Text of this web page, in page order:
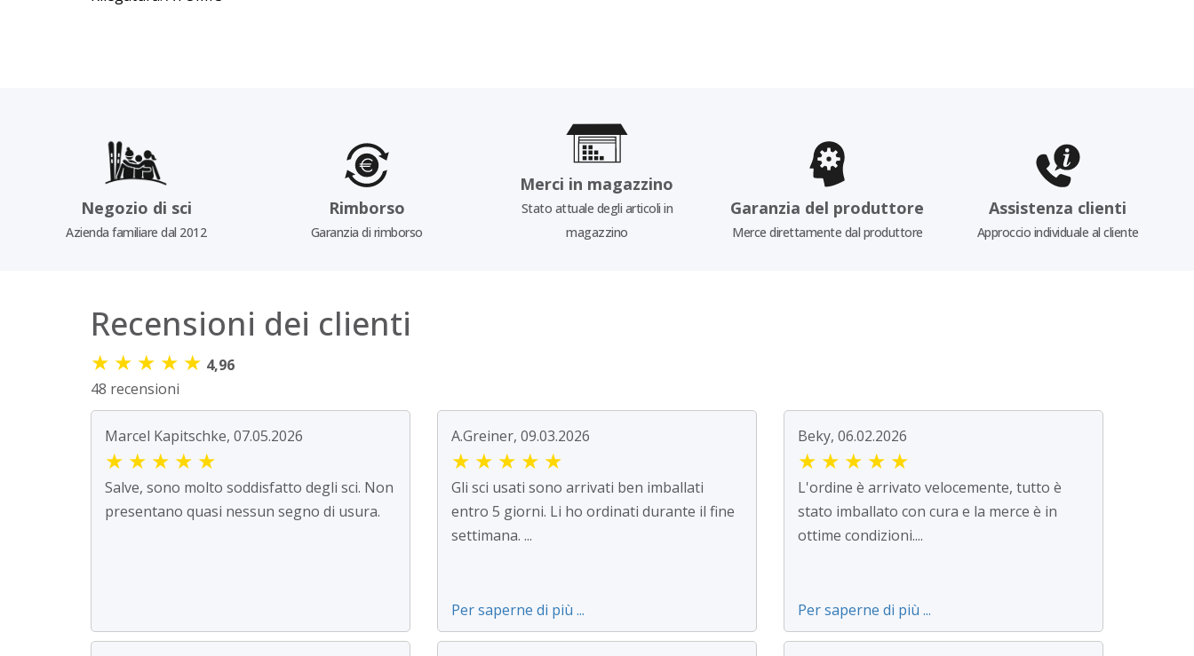
Negozio di sci
Azienda familiare dal 2012
Rimborso
Garanzia di rimborso
Merci in magazzino
Stato attuale degli articoli in
magazzino
Garanzia del produttore
Merce direttamente dal produttore
Assistenza clienti
Approccio individuale al cliente
Recensioni dei clienti
★ ★ ★ ★ ★ 4,96
48 recensioni
Marcel Kapitschke, 07.05.2026
★ ★ ★ ★ ★
Salve, sono molto soddisfatto degli sci. Non
presentano quasi nessun segno di usura.
A.Greiner, 09.03.2026
★ ★ ★ ★ ★
Gli sci usati sono arrivati ben imballati
entro 5 giorni. Li ho ordinati durante il fine
settimana. ...
Per saperne di più ...
Beky, 06.02.2026
★ ★ ★ ★ ★
L'ordine è arrivato velocemente, tutto è
stato imballato con cura e la merce è in
ottime condizioni....
Per saperne di più ...